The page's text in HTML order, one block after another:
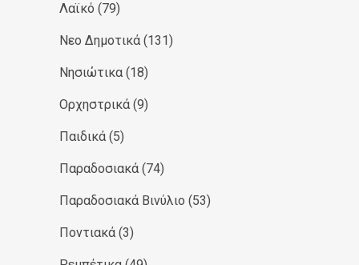
Λαϊκό (79)
Νεο Δημοτικά (131)
Νησιώτικα (18)
Ορχηστρικά (9)
Παιδικά (5)
Παραδοσιακά (74)
Παραδοσιακά Βινύλιο (53)
Ποντιακά (3)